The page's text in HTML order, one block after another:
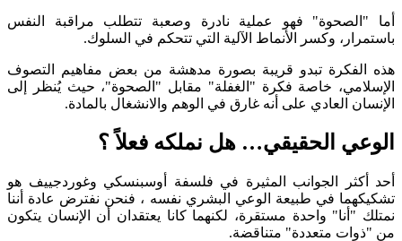
فهو عملية نادرة وصعبة تتطلب مراقبة النفس
وكسر الأنماط الآلية التي تتحكم في السلوك.
تبدو قريبة بصورة مدهشة من بعض مفاهيم التصوف
خاصة فكرة "الغفلة" مقابل "الصحوة"، حيث يُنظر إلى
العادي على أنه غارق في الوهم والانشغال بالمادة.
الحقيقي… هل نملكه فعلاً ؟
الجوانب المثيرة في فلسفة أوسبنسكي وغوردجييف هو
في طبيعة الوعي البشري نفسه ، فنحن نفترض عادة أننا
واحدة مستقرة، لكنهما كانا يعتقدان أن الإنسان يتكون
متعددة" متناقضة.